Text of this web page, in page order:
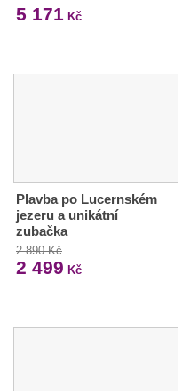
5 171 Kč
Plavba po Lucernském
jezeru a unikátní
zubačka
2 890 Kč
2 499 Kč